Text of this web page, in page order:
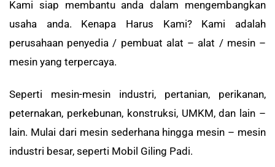
Kami siap membantu anda dalam mengembangkan
usaha anda. Kenapa Harus Kami? Kami adalah
perusahaan penyedia / pembuat alat – alat / mesin –
mesin yang terpercaya.
Seperti mesin-mesin industri, pertanian, perikanan,
peternakan, perkebunan, konstruksi, UMKM, dan lain –
lain. Mulai dari mesin sederhana hingga mesin – mesin
industri besar, seperti Mobil Giling Padi.